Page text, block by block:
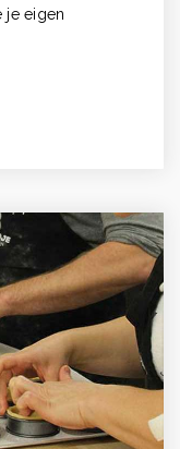
je eigen